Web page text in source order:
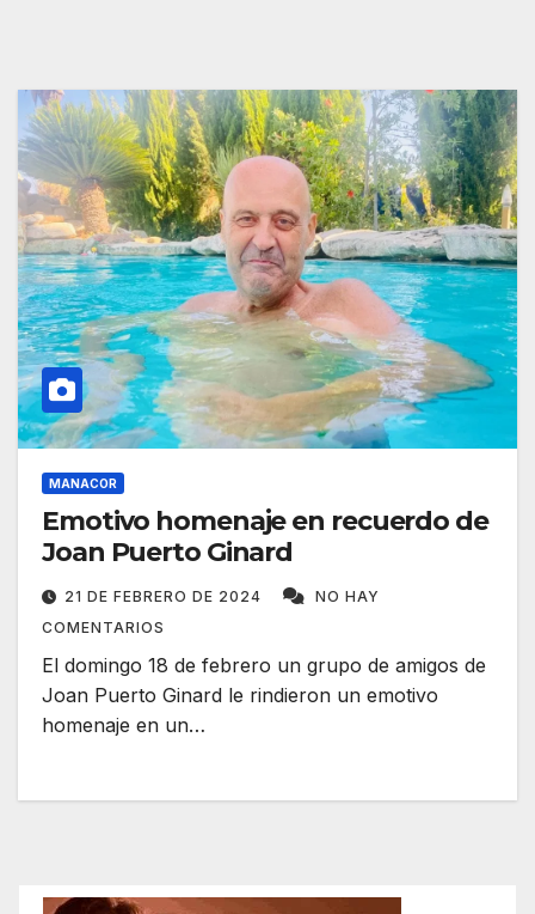
MANACOR
Emotivo homenaje en recuerdo de
Joan Puerto Ginard
21 DE FEBRERO DE 2024
NO HAY
COMENTARIOS
El domingo 18 de febrero un grupo de amigos de
Joan Puerto Ginard le rindieron un emotivo
homenaje en un…